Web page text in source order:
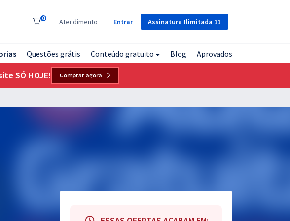
Assinatura Ilimitada 11
0 Atendimento Entrar
Questões grátis Conteúdo gratuito Blog Aprovados
SÓ HOJE! Comprar agora